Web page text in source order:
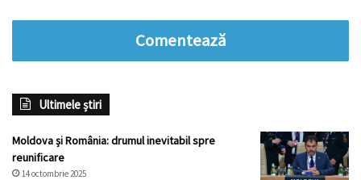
Comentează
Ultimele știri
Moldova și România: drumul inevitabil spre
reunificare
14 octombrie 2025